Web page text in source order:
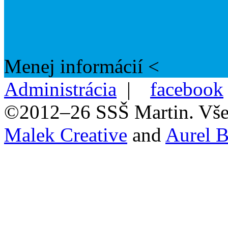
Menej informácií <
Administrácia |
facebook
©2012–26 SSŠ Martin.
Malek Creative and Aurel